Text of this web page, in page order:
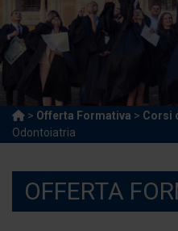
> Offerta Formativa > Corsi
Odontoiatria
OFFERTA